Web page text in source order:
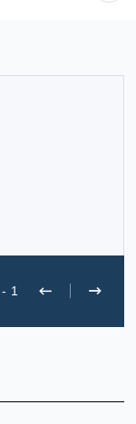
- 1